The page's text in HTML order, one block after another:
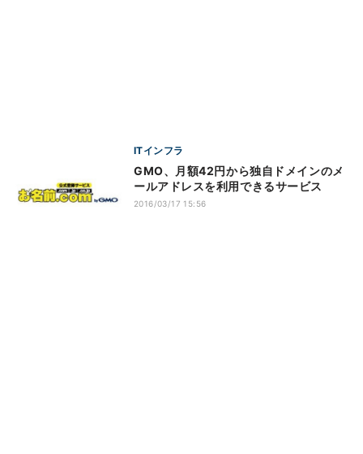
ITインフラ
GMO、月額42円から独自ドメインのメ
ールアドレスを利用できるサービス
2016/03/17 15:56